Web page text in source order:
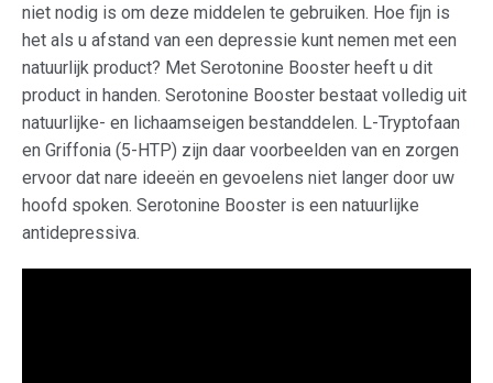
niet nodig is om deze middelen te gebruiken. Hoe fijn is
het als u afstand van een depressie kunt nemen met een
natuurlijk product? Met Serotonine Booster heeft u dit
product in handen. Serotonine Booster bestaat volledig uit
natuurlijke- en lichaamseigen bestanddelen. L-Tryptofaan
en Griffonia (5-HTP) zijn daar voorbeelden van en zorgen
ervoor dat nare ideeën en gevoelens niet langer door uw
hoofd spoken. Serotonine Booster is een natuurlijke
antidepressiva.